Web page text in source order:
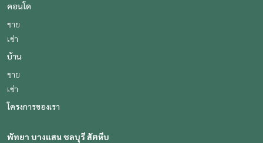
คอนโด
ขาย
เช่า
บ้าน
ขาย
เช่า
โครงการของเรา
พัทยา บางแสน ชลบุรี สัตหีบ